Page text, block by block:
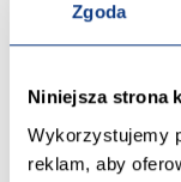
Zgoda
Niniejsza strona
Wykorzystujemy
reklam, aby
Głębokość [cm]:
Wysokość [cm]:
Kolor frontów: